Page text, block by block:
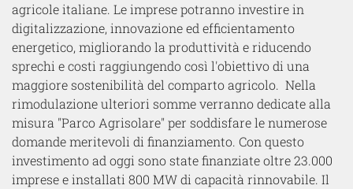
agricole italiane. Le imprese potranno investire in
digitalizzazione, innovazione ed efficientamento
energetico, migliorando la produttività e riducendo
sprechi e costi raggiungendo così l'obiettivo di una
maggiore sostenibilità del comparto agricolo. Nella
rimodulazione ulteriori somme verranno dedicate alla
misura "Parco Agrisolare" per soddisfare le numerose
domande meritevoli di finanziamento. Con questo
investimento ad oggi sono state finanziate oltre 23.000
imprese e installati 800 MW di capacità rinnovabile. Il